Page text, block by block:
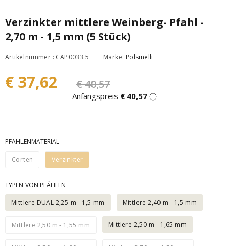
Verzinkter mittlere Weinberg- Pfahl -
2,70 m - 1,5 mm (5 Stück)
Artikelnummer : CAP0033.5 Marke: Polsinelli
€ 37,62 € 40,57
Anfangspreis € 40,57
PFÄHLENMATERIAL
Corten Verzinkter
TYPEN VON PFÄHLEN
Mittlere DUAL 2,25 m - 1,5 mm
Mittlere 2,40 m - 1,5 mm
Mittlere 2,50 m - 1,55 mm Mittlere 2,50 m - 1,65 mm